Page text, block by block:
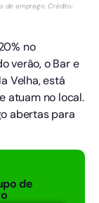
de emprego. Crédito:
no
verão, o Bar e
Velha, está
atuam no local.
abertas para
de